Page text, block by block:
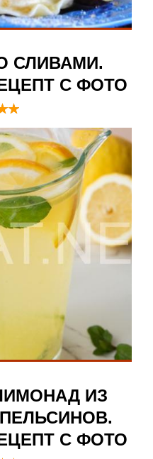
СЛИВАМИ.
С ФОТО
ИЗ
С ФОТО